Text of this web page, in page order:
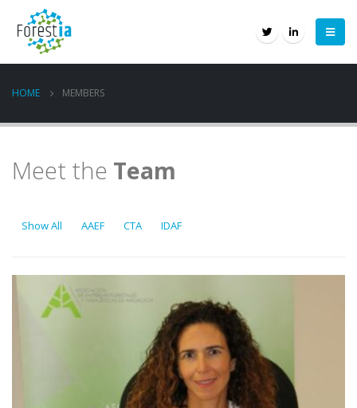
HOME MEMBERS
Meet the Team
Show All AAEF CTA IDAF